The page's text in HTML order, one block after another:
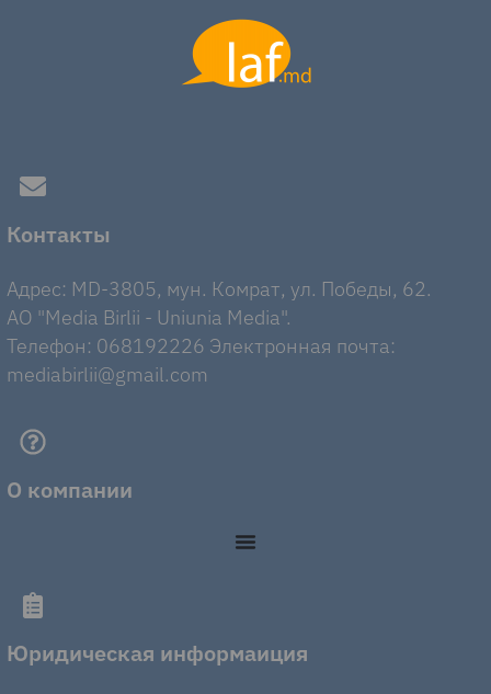
Контакты
Адрес: MD-3805, мун. Комрат, ул. Победы, 62.
AO "Media Birlii - Uniunia Media".
Телефон: 068192226 Электронная почта:
mediabirlii@gmail.com
О компании
Юридическая информаиция